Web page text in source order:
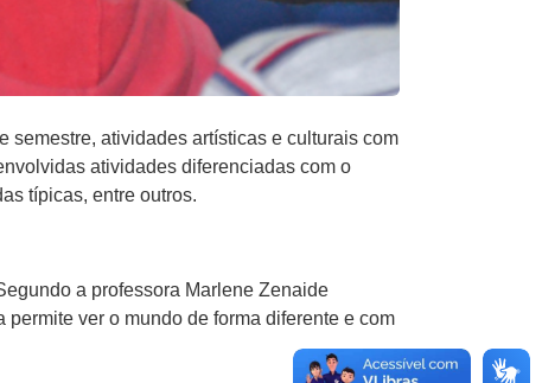
semestre, atividades artísticas e culturais com
atividades diferenciadas com o
típicas, entre outros.
a professora Marlene Zenaide
ver o mundo de forma diferente e com